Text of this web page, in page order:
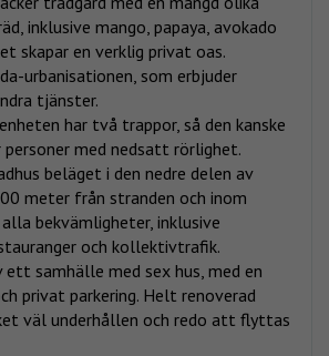
inklusive mango, papaya, avokado
skapar en verklig privat oas.
urbanisationen, som erbjuder
tjänster.
har två trappor, så den kanske
med nedsatt rörlighet.
beläget i den nedre delen av
meter från stranden och inom
bekvämligheter, inklusive
och kollektivtrafik.
ett samhälle med sex hus, med en
privat parkering. Helt renoverad
väl underhållen och redo att flyttas